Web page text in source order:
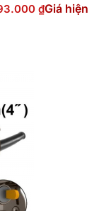
₫Giá hiện